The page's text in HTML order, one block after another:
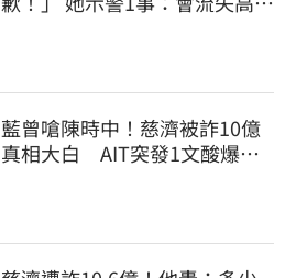
藍曾嗆陳時中！慈濟被詐10億
真相大白 AIT突發1文酸爆…